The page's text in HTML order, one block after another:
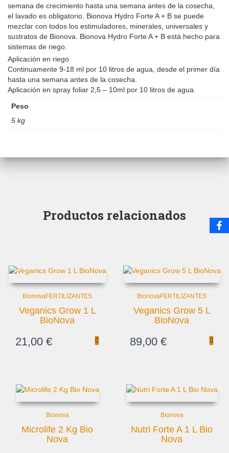
semana de crecimiento hasta una semana antes de la cosecha,
el lavado es obligatorio. Bionova Hydro Forte A + B se puede
mezclar con todos los estimuladores, minerales, universales y
sustratos de Bionova. Bionova Hydro Forte A + B está hecho para
sistemas de riego.
Aplicación en riego
Continuamente 9-18 ml por 10 litros de agua, desde el primer día
hasta una semana antes de la cosecha.
Aplicación en spray foliar 2,5 – 10ml por 10 litros de agua.
Peso
5 kg
Productos relacionados
BionovaFERTILIZANTES
Veganics Grow 1 L
BioNova
21,00 €
BionovaFERTILIZANTES
Veganics Grow 5 L
BioNova
89,00 €
Bionova
Microlife 2 Kg Bio
Nova
Bionova
Nutri Forte A 1 L Bio
Nova